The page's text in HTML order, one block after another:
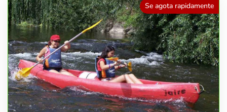
Se agota rapidamente